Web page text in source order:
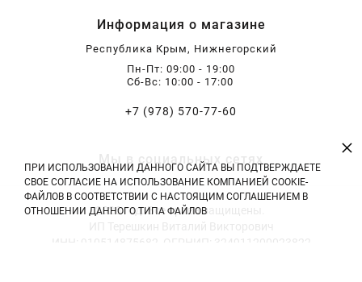
Информация о магазине
Республика Крым, Нижнегорский
Пн-Пт: 09:00 - 19:00
Сб-Вс: 10:00 - 17:00
+7 (978) 570-77-60
Мы в социальных сетях
2026 год. Все права защищены.
ПРИ ИСПОЛЬЗОВАНИИ ДАННОГО САЙТА ВЫ ПОДТВЕРЖДАЕТЕ
СВОЕ СОГЛАСИЕ НА ИСПОЛЬЗОВАНИЕ КОМПАНИЕЙ COOKIE-
ФАЙЛОВ В СООТВЕТСТВИИ С НАСТОЯЩИМ СОГЛАШЕНИЕМ В
ОТНОШЕНИИ ДАННОГО ТИПА ФАЙЛОВ
×